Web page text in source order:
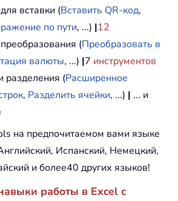
для вставки (Вставить QR-код,
по пути, ...) |12
преобразования (Преобразовать в
валюты, ...) |7 инструментов
разделения (Расширенное
, Разделить ячейки, ...) | ... и
на предпочитаемом вами языке
Испанский, Немецкий,
и более40 других языков!
работы в Excel с